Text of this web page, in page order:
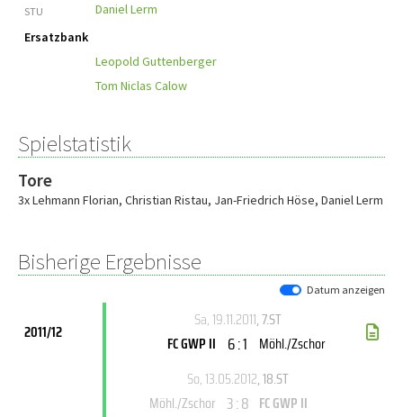
STU
Daniel Lerm
Ersatzbank
Leopold Guttenberger
Tom Niclas Calow
Spielstatistik
Tore
3x Lehmann Florian, Christian Ristau, Jan-Friedrich Höse, Daniel Lerm
Bisherige Ergebnisse
Datum anzeigen
2011/12
Sa, 19.11.2011, 7.ST
FC GWP II 6 : 1 Möhl./Zschor
So, 13.05.2012, 18.ST
Möhl./Zschor 3 : 8 FC GWP II